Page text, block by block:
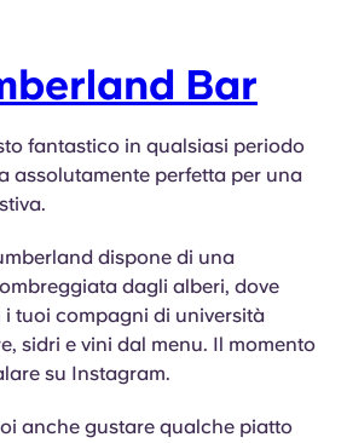
Bar
fantastico in qualsiasi periodo
assolutamente perfetta per una
dispone di una
dagli alberi, dove
tuoi compagni di università
sidri e vini dal menu. Il momento
su Instagram.
anche gustare qualche piatto